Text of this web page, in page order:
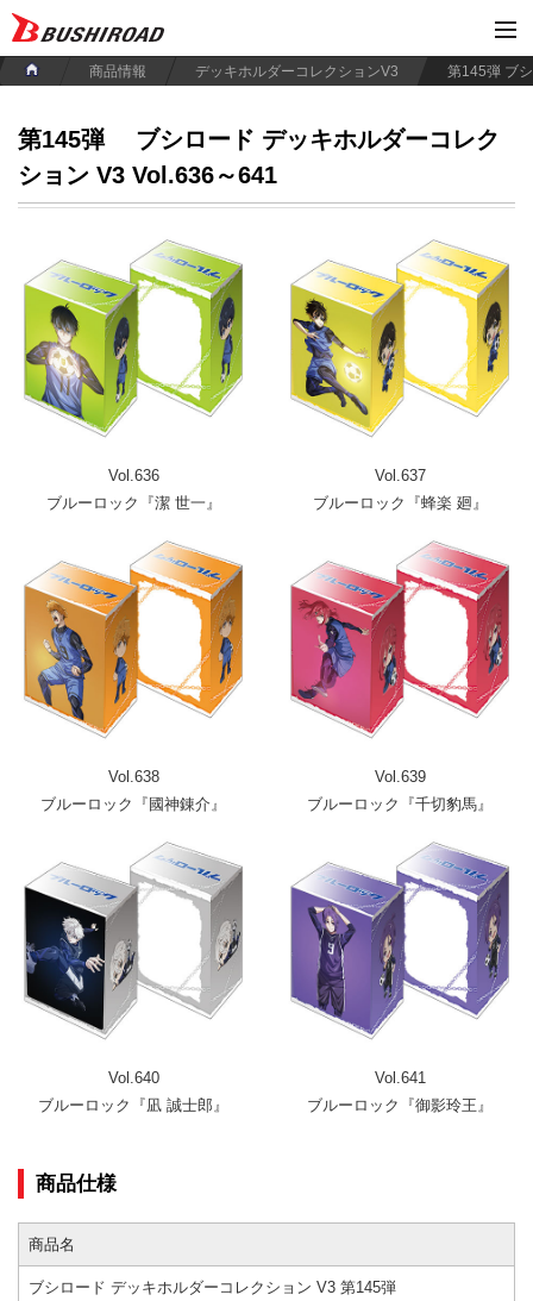
商品情報 デッキホルダーコレクションV3
第145弾
ブシロード デッキホルダーコレク
ション V3 Vol.636～641
Vol.636
ブルーロック『潔 世一』
Vol.637
ブルーロック『蜂楽 廻』
Vol.638
ブルーロック『國神錬介』
Vol.639
ブルーロック『千切豹馬』
Vol.640
ブルーロック『凪 誠士郎』
Vol.641
ブルーロック『御影玲王』
商品仕様
商品名
ブシロード デッキホルダーコレクション V3 第145弾